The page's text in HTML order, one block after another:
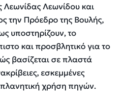
Λεωνίδας Λεωνίδου και
την Πρόεδρο της Βουλής,
υποστηρίζουν, το
και προσβλητικό για το
βασίζεται σε πλαστά
εσκεμμένες
χρήση πηγών.